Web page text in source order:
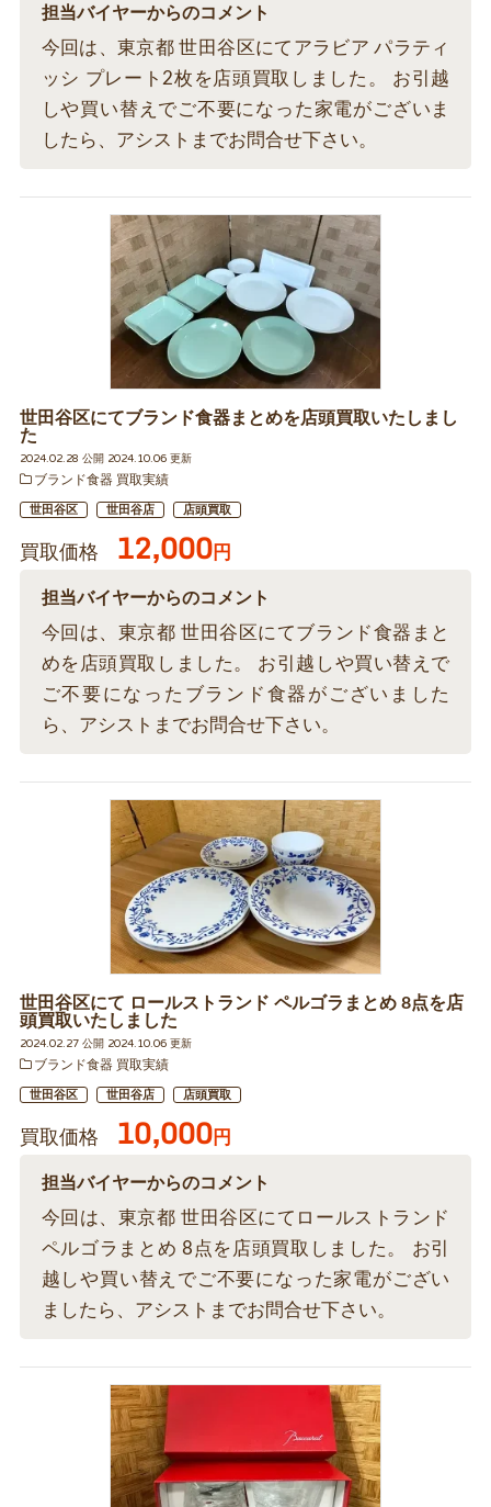
担当バイヤーからのコメント
今回は、東京都 世田谷区にてアラビア パラティ
ッシ プレート2枚を店頭買取しました。 お引越
しや買い替えでご不要になった家電がございま
したら、アシストまでお問合せ下さい。
世田谷区にてブランド食器まとめを店頭買取いたしまし
た
2024.02.28 公開 2024.10.06 更新
ブランド食器 買取実績
世田谷区 世田谷店 店頭買取
買取価格 12,000円
担当バイヤーからのコメント
今回は、東京都 世田谷区にてブランド食器まと
めを店頭買取しました。 お引越しや買い替えで
ご不要になったブランド食器がございました
ら、アシストまでお問合せ下さい。
世田谷区にて ロールストランド ペルゴラまとめ 8点を店
頭買取いたしました
2024.02.27 公開 2024.10.06 更新
ブランド食器 買取実績
世田谷区 世田谷店 店頭買取
買取価格 10,000円
担当バイヤーからのコメント
今回は、東京都 世田谷区にてロールストランド
ペルゴラまとめ 8点を店頭買取しました。 お引
越しや買い替えでご不要になった家電がござい
ましたら、アシストまでお問合せ下さい。